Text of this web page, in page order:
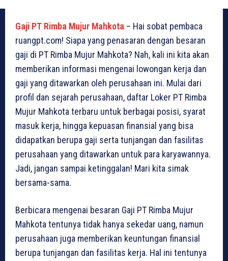
Gaji PT Rimba Mujur Mahkota – Hai sobat pembaca
ruangpt.com! Siapa yang penasaran dengan besaran
gaji di PT Rimba Mujur Mahkota? Nah, kali ini kita akan
memberikan informasi mengenai lowongan kerja dan
gaji yang ditawarkan oleh perusahaan ini. Mulai dari
profil dan sejarah perusahaan, daftar Loker PT Rimba
Mujur Mahkota terbaru untuk berbagai posisi, syarat
masuk kerja, hingga kepuasan finansial yang bisa
didapatkan berupa gaji serta tunjangan dan fasilitas
perusahaan yang ditawarkan untuk para karyawannya.
Jadi, jangan sampai ketinggalan! Mari kita simak
bersama-sama.
Berbicara mengenai besaran Gaji PT Rimba Mujur
Mahkota tentunya tidak hanya sekedar uang, namun
perusahaan juga memberikan keuntungan finansial
berupa tunjangan dan fasilitas kerja. Hal ini tentunya